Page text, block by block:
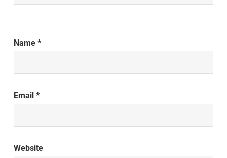
Name *
Email *
Website